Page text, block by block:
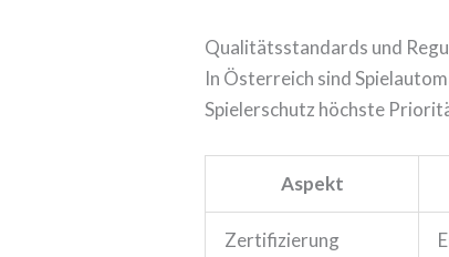
Qualitätsstandards und
In Österreich sind
Spielerschutz höchste
Aspekt
Zertifizierung